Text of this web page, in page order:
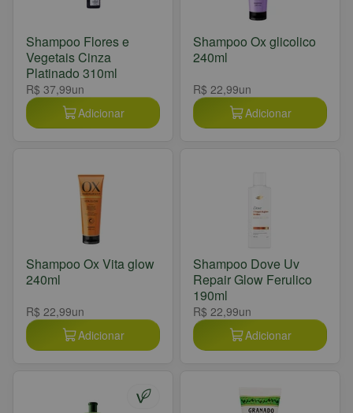
Shampoo Flores e
Vegetais Cinza
Platinado 310ml
R$ 37,99un
Adicionar
Shampoo Ox glicolico
240ml
R$ 22,99un
Adicionar
Shampoo Ox Vita glow
240ml
R$ 22,99un
Adicionar
Shampoo Dove Uv
Repair Glow Ferulico
190ml
R$ 22,99un
Adicionar